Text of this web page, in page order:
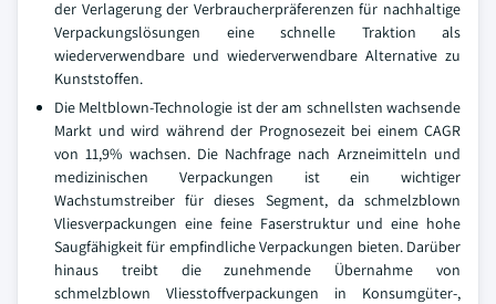
der Verlagerung der Verbraucherpräferenzen für nachhaltige
Verpackungslösungen eine schnelle Traktion als
wiederverwendbare und wiederverwendbare Alternative zu
Kunststoffen.
Die Meltblown-Technologie ist der am schnellsten wachsende
Markt und wird während der Prognosezeit bei einem CAGR
von 11,9% wachsen. Die Nachfrage nach Arzneimitteln und
medizinischen Verpackungen ist ein wichtiger
Wachstumstreiber für dieses Segment, da schmelzblown
Vliesverpackungen eine feine Faserstruktur und eine hohe
Saugfähigkeit für empfindliche Verpackungen bieten. Darüber
hinaus treibt die zunehmende Übernahme von
schmelzblown Vliesstoffverpackungen in Konsumgüter-,